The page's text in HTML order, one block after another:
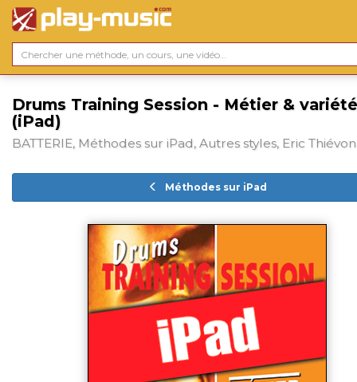
Drums Training Session - Métier & variété
(iPad)
BATTERIE, Méthodes sur iPad, Autres styles, Eric Thiévon
Méthodes sur iPad